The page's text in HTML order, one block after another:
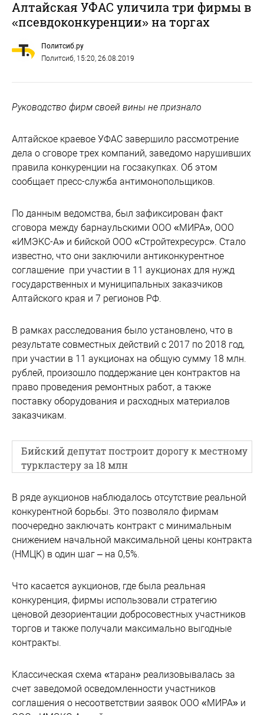
Алтайская УФАС уличила три фирмы в
«псевдоконкуренции» на торгах
Политсиб.ру
Политсиб, 15:20, 26.08.2019
Руководство фирм своей вины не признало
Алтайское краевое УФАС завершило рассмотрение
дела о сговоре трех компаний, заведомо нарушивших
правила конкуренции на госзакупках. Об этом
сообщает пресс-служба антимонопольщиков.
По данным ведомства, был зафиксирован факт
сговора между барнаульскими ООО «МИРА», ООО
«ИМЭКС-А» и бийской ООО «Стройтехресурс». Стало
известно, что они заключили антиконкурентное
соглашение при участии в 11 аукционах для нужд
государственных и муниципальных заказчиков
Алтайского края и 7 регионов РФ.
В рамках расследования было установлено, что в
результате совместных действий с 2017 по 2018 год,
при участии в 11 аукционах на общую сумму 18 млн.
рублей, произошло поддержание цен контрактов на
право проведения ремонтных работ, а также
поставку оборудования и расходных материалов
заказчикам.
Бийский депутат построит дорогу к местному
туркластеру за 18 млн
В ряде аукционов наблюдалось отсутствие реальной
конкурентной борьбы. Это позволяло фирмам
поочередно заключать контракт с минимальным
снижением начальной максимальной цены контракта
(НМЦК) в один шаг – на 0,5%.
Что касается аукционов, где была реальная
конкуренция, фирмы использовали стратегию
ценовой дезориентации добросовестных участников
торгов и также получали максимально выгодные
контракты.
Классическая схема «таран» реализовывалась за
счет заведомой осведомленности участников
соглашения о несоответствии заявок ООО «МИРА» и